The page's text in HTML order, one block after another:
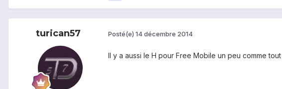
turican57 Posté(e) 14 décembre 2014
Il y a aussi le H pour Free Mobile un peu comme